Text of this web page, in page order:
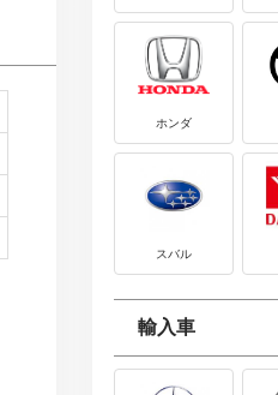
ホンダ
スバル
輸入車